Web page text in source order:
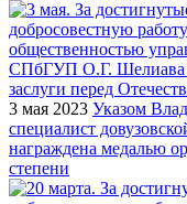
3 мая 2023 Указом
специалист
награждена медалью
степени